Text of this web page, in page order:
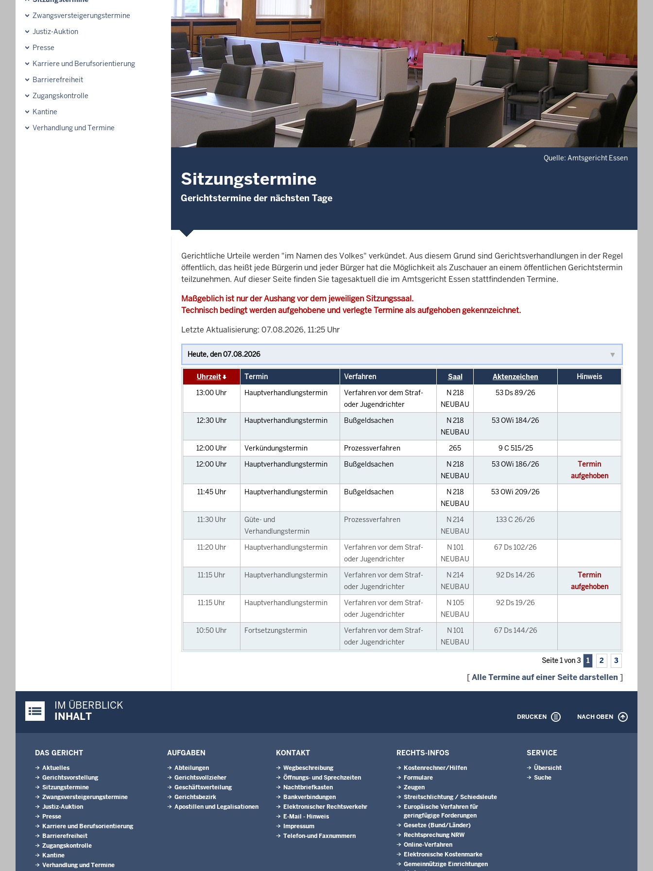
Zwangsversteigerungstermine
Justiz-Auktion
Presse
Karriere und Berufsorientierung
Barrierefreiheit
Zugangskontrolle
Kantine
Verhandlung und Termine
Quelle: Amtsgericht Essen
Sitzungstermine
Gerichtstermine der nächsten Tage
Gerichtliche Urteile werden "im Namen des Volkes" verkündet. Aus diesem Grund sind Gerichtsverhandlungen in der Regel
öffentlich, das heißt jede Bürgerin und jeder Bürger hat die Möglichkeit als Zuschauer an einem öffentlichen Gerichtstermin
teilzunehmen. Auf dieser Seite finden Sie tagesaktuell die im Amtsgericht Essen stattfindenden Termine.
Maßgeblich ist nur der Aushang vor dem jeweiligen Sitzungssaal.
Technisch bedingt werden aufgehobene und verlegte Termine als aufgehoben gekennzeichnet.
Letzte Aktualisierung: 07.08.2026, 11:25 Uhr
Uhrzeit Termin Verfahren Saal Aktenzeichen
Hinweis
13:00 Uhr Hauptverhandlungstermin
Verfahren vor dem Straf-
oder Jugendrichter
N 218
NEUBAU
53 Ds 89/26
12:30 Uhr Hauptverhandlungstermin Bußgeldsachen
N 218
NEUBAU
53 OWi 184/26
12:00 Uhr Verkündungstermin Prozessverfahren 265
9 C 515/25
12:00 Uhr Hauptverhandlungstermin Bußgeldsachen
N 218
NEUBAU
53 OWi 186/26
Termin
aufgehoben
11:45 Uhr Hauptverhandlungstermin Bußgeldsachen
N 218
NEUBAU
53 OWi 209/26
11:30 Uhr
Güte- und
Verhandlungstermin
Prozessverfahren
N 214
NEUBAU
133 C 26/26
11:20 Uhr Hauptverhandlungstermin
Verfahren vor dem Straf-
oder Jugendrichter
N 101
NEUBAU
67 Ds 102/26
11:15 Uhr Hauptverhandlungstermin
Verfahren vor dem Straf-
oder Jugendrichter
N 214
NEUBAU
92 Ds 14/26
Termin
aufgehoben
11:15 Uhr Hauptverhandlungstermin
Verfahren vor dem Straf-
oder Jugendrichter
N 105
NEUBAU
92 Ds 19/26
10:50 Uhr Fortsetzungstermin
Verfahren vor dem Straf-
oder Jugendrichter
N 101
NEUBAU
67 Ds 144/26
Seite 1 von 3 1 2 3
[Alle Termine auf einer Seite darstellen ]
Justiz-Portal im Überblick:
IM ÜBERBLICK
INHALT
DRUCKEN NACH OBEN
DAS GERICHT
Aktuelles
Gerichtsvorstellung
Sitzungstermine
Zwangsversteigerungstermine
Justiz-Auktion
Presse
Karriere und Berufsorientierung
Barrierefreiheit
Zugangskontrolle
Kantine
Verhandlung und Termine
AUFGABEN
Abteilungen
Gerichtsvollzieher
Geschäftsverteilung
Gerichtsbezirk
Apostillen und Legalisationen
KONTAKT
Wegbeschreibung
Öffnungs- und Sprechzeiten
Nachtbriefkasten
Bankverbindungen
Elektronischer Rechtsverkehr
E-Mail - Hinweis
Impressum
Telefon-und Faxnummern
RECHTS-INFOS
Kostenrechner/Hilfen
Formulare
Zeugen
Streitschlichtung / Schiedsleute
Europäische Verfahren für
geringfügige Forderungen
Gesetze (Bund/Länder)
Rechtsprechung NRW
Online-Verfahren
Elektronische Kostenmarke
Gemeinnützige Einrichtungen
SERVICE
Übersicht
Suche